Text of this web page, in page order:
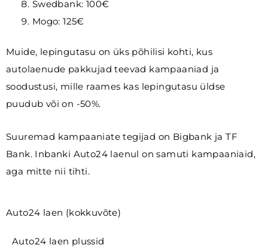
Swedbank: 100€
Mogo: 125€
Muide, lepingutasu on üks põhilisi kohti, kus
autolaenude pakkujad teevad kampaaniad ja
soodustusi, mille raames kas lepingutasu üldse
puudub või on -50%.
Suuremad kampaaniate tegijad on Bigbank ja TF
Bank. Inbanki Auto24 laenul on samuti kampaaniaid,
aga mitte nii tihti.
Auto24 laen (kokkuvõte)
Auto24 laen plussid